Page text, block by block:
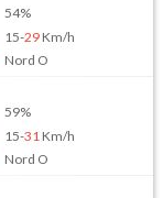
54%
15-29Km/h
Nord O
59%
15-31 Km/h
Nord O